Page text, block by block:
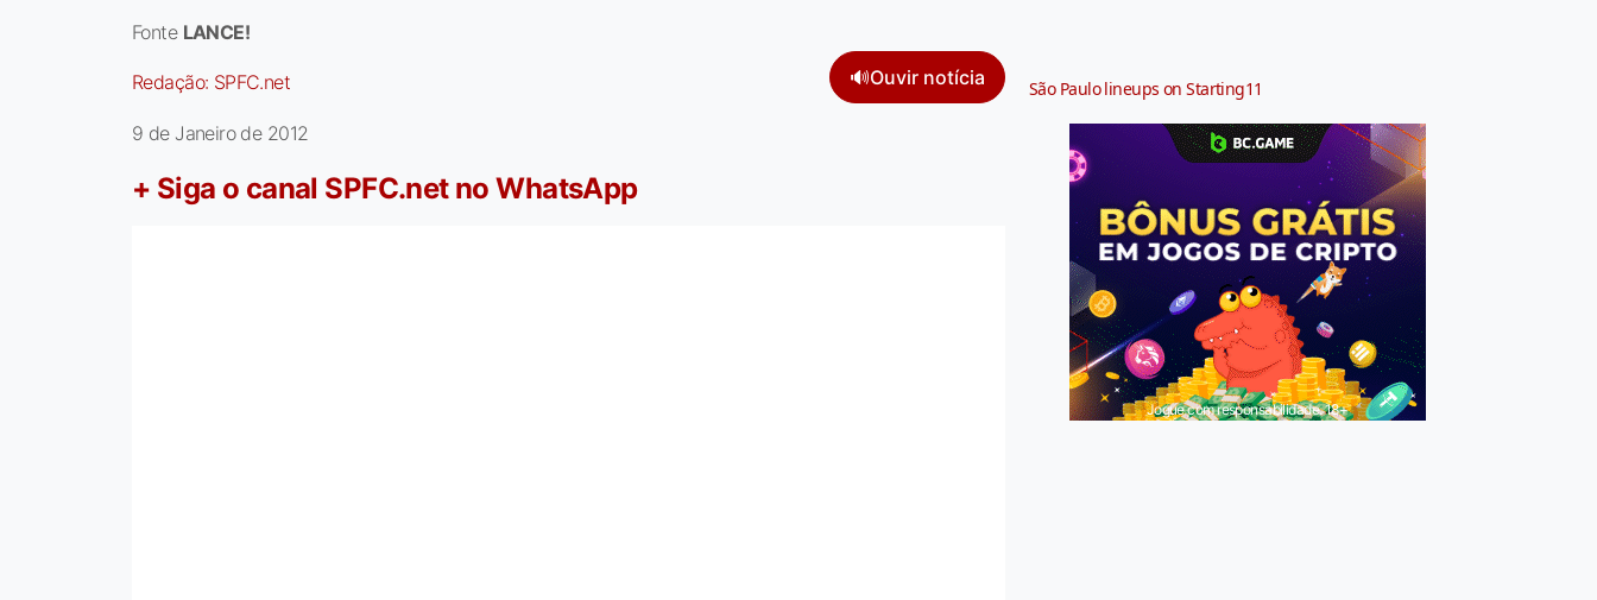
Fonte LANCE!
Redação: SPFC.net 🔊Ouvir notícia
9 de Janeiro de 2012
+ Siga o canal SPFC.net no WhatsApp
São Paulo lineups on Starting11
Jogue com responsabilidade. 18+